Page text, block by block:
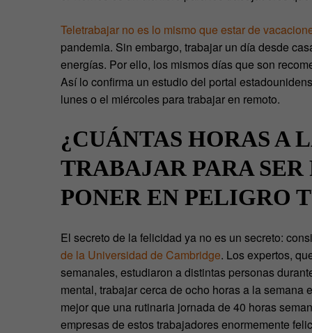
Teletrabajar no es lo mismo que estar de
pandemia. Sin embargo, trabajar un día desde
energías. Por ello, los mismos días que son
Así lo confirma un estudio del portal
lunes o el miércoles para trabajar en remoto.
¿CUÁNTAS HORAS A
TRABAJAR PARA
PONER EN PELIGRO
El secreto de la felicidad ya no es un secreto:
de la Universidad de Cambridge. Los expertos,
semanales, estudiaron a distintas personas
mental, trabajar cerca de ocho horas a la
mejor que una rutinaria jornada de 40 horas
empresas de estos trabajadores enormemente